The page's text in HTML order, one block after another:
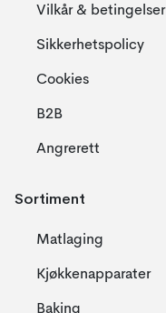
Vilkår & betingelser
Sikkerhetspolicy
Cookies
B2B
Angrerett
Sortiment
Matlaging
Kjøkkenapparater
Baking